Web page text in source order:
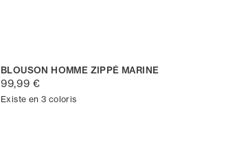
BLOUSON HOMME ZIPPÉ MARINE
99,99 €
Existe en 3 coloris